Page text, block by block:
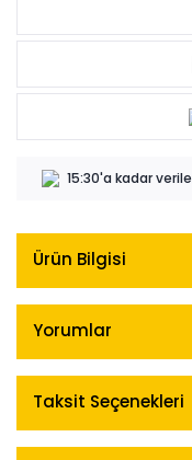
15:30'a kadar
Ürün Bilgisi
Yorumlar
Taksit Seçenekleri